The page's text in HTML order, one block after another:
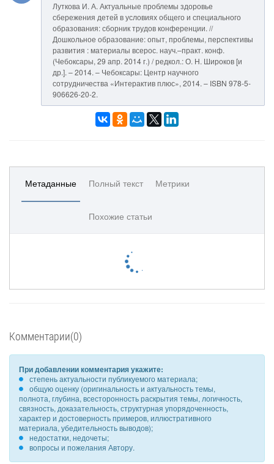
Луткова И. А. Актуальные проблемы здоровье
сбережения детей в условиях общего и специального
образования: сборник трудов конференции. //
Дошкольное образование: опыт, проблемы, перспективы
развития : материалы всерос. науч.–практ. конф.
(Чебоксары, 29 апр. 2014 г.) / редкол.: О. Н. Широков [и
др.]. – 2014. – Чебоксары: Центр научного
сотрудничества «Интерактив плюс», 2014. – ISBN 978-5-
906626-20-2.
Метаданные Полный текст Метрики
Похожие статьи
Комментарии(0)
При добавлении комментария укажите:
степень актуальности публикуемого материала;
общую оценку (оригинальность и актуальность темы,
полнота, глубина, всесторонность раскрытия темы, логичность,
связность, доказательность, структурная упорядоченность,
характер и достоверность примеров, иллюстративного
материала, убедительность выводов);
недостатки, недочеты;
вопросы и пожелания Автору.